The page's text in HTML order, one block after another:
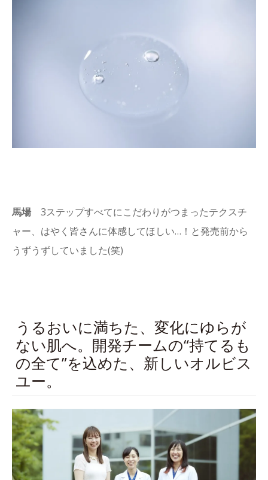
馬場 3ステップすべてにこだわりがつまったテクスチ
ャー、はやく皆さんに体感してほしい…！と発売前から
うずうずしていました(笑)
うるおいに満ちた、変化にゆらが
ない肌へ。開発チームの“持てるも
の全て”を込めた、新しいオルビス
ユー。